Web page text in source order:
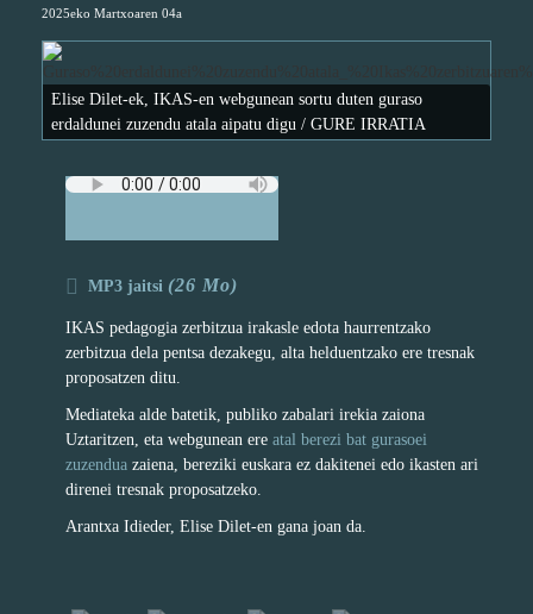
2025eko Martxoaren 04a
Elise Dilet-ek, IKAS-en webgunean sortu duten guraso
erdaldunei zuzendu atala aipatu digu / GURE IRRATIA
MP3 jaitsi (26 Mo)
IKAS pedagogia zerbitzua irakasle edota haurrentzako
zerbitzua dela pentsa dezakegu, alta helduentzako ere tresnak
proposatzen ditu.
Mediateka alde batetik, publiko zabalari irekia zaiona
Uztaritzen, eta webgunean ere atal berezi bat gurasoei
zuzendua zaiena, bereziki euskara ez dakitenei edo ikasten ari
direnei tresnak proposatzeko.
Arantxa Idieder, Elise Dilet-en gana joan da.